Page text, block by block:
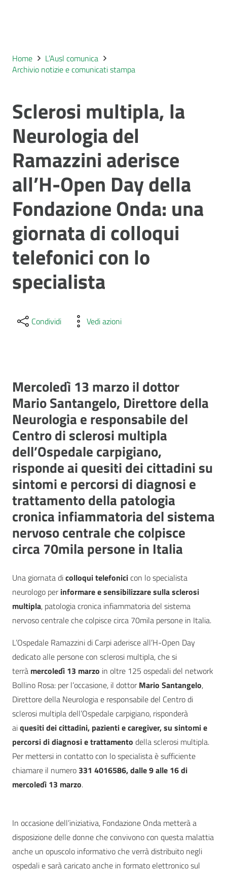
Home
L’Ausl comunica
Archivio notizie e comunicati stampa
Sclerosi multipla, la
Neurologia del
Ramazzini aderisce
all’H-Open Day della
Fondazione Onda: una
giornata di colloqui
telefonici con lo
specialista
Condividi Vedi azioni
Mercoledì 13 marzo il dottor
Mario Santangelo, Direttore della
Neurologia e responsabile del
Centro di sclerosi multipla
dell’Ospedale carpigiano,
risponde ai quesiti dei cittadini su
sintomi e percorsi di diagnosi e
trattamento della patologia
cronica infiammatoria del sistema
nervoso centrale che colpisce
circa 70mila persone in Italia
Una giornata dicolloqui telefonicicon lo specialista
neurologo perinformare e sensibilizzare sulla sclerosi
multipla, patologia cronica infiammatoria del sistema
nervoso centrale che colpisce circa 70mila persone in Italia.
L’Ospedale Ramazzini di Carpi aderisce all’H-Open Day
dedicato alle persone con sclerosi multipla, che si
terrà mercoledì 13 marzo in oltre 125 ospedali del network
Bollino Rosa: per l’occasione, il dottorMario Santangelo,
Direttore della Neurologia e responsabile del Centro di
sclerosi multipla dell’Ospedale carpigiano, risponderà
aiquesiti dei cittadini, pazienti e caregiver, su sintomi e
percorsi di diagnosi e trattamento della sclerosi multipla.
Per mettersi in contatto con lo specialista è sufficiente
chiamare il numero 331 4016586, dalle 9 alle 16 di
mercoledì 13 marzo.
In occasione dell’iniziativa, Fondazione Onda metterà a
disposizione delle donne che convivono con questa malattia
anche un opuscolo informativo che verrà distribuito negli
ospedali e sarà caricato anche in formato elettronico sul